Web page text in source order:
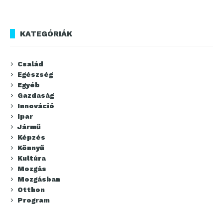
KATEGÓRIÁK
Család
Egészség
Egyéb
Gazdaság
Innováció
Ipar
Jármű
Képzés
Könnyű
Kultúra
Mozgás
Mozgásban
Otthon
Program